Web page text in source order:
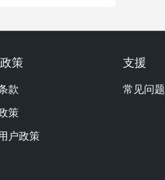
策
款
策
户政策
支援
常见问题